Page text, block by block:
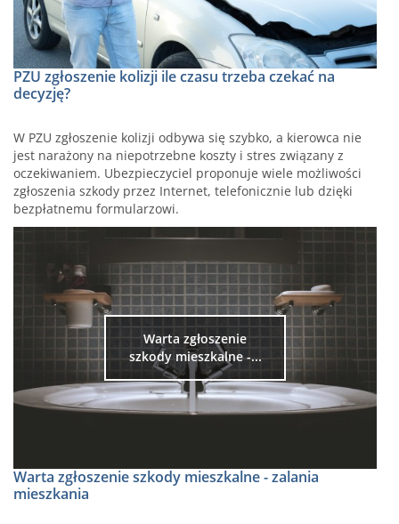
PZU zgłoszenie kolizji ile czasu trzeba czekać na
decyzję?
W PZU zgłoszenie kolizji odbywa się szybko, a kierowca nie
jest narażony na niepotrzebne koszty i stres związany z
oczekiwaniem. Ubezpieczyciel proponuje wiele możliwości
zgłoszenia szkody przez Internet, telefonicznie lub dzięki
bezpłatnemu formularzowi.
Warta zgłoszenie
szkody mieszkalne -...
Warta zgłoszenie szkody mieszkalne - zalania
mieszkania